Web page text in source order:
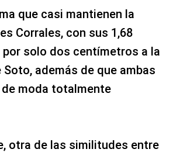
que casi mantienen la
Corrales, con sus 1,68
por solo dos centímetros a la
además de que ambas
moda totalmente
otra de las similitudes entre